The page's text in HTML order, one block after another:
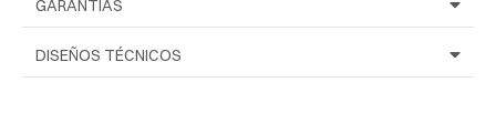
GARANTÍAS
DISEÑOS TÉCNICOS